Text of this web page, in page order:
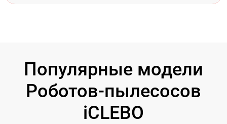
Популярные модели
Роботов-пылесосов
iCLEBO